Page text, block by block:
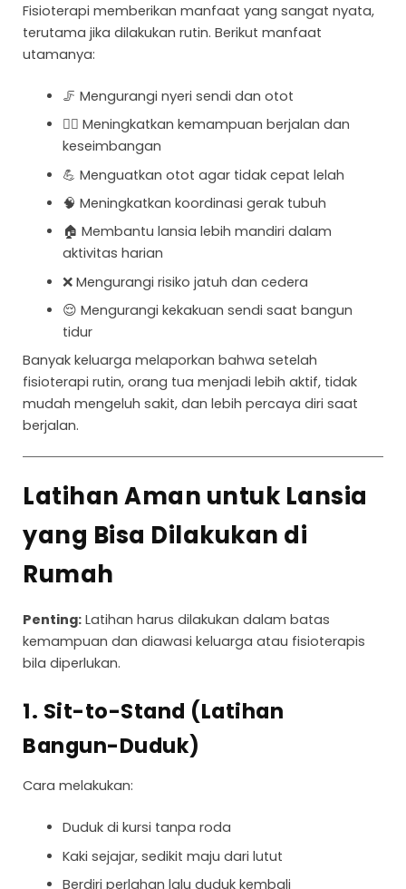
Fisioterapi memberikan manfaat yang sangat nyata,
terutama jika dilakukan rutin. Berikut manfaat
utamanya:
🦵 Mengurangi nyeri sendi dan otot
🚶‍♂️ Meningkatkan kemampuan berjalan dan
keseimbangan
💪 Menguatkan otot agar tidak cepat lelah
🧠 Meningkatkan koordinasi gerak tubuh
🏠 Membantu lansia lebih mandiri dalam
aktivitas harian
❌ Mengurangi risiko jatuh dan cedera
😌 Mengurangi kekakuan sendi saat bangun
tidur
Banyak keluarga melaporkan bahwa setelah
fisioterapi rutin, orang tua menjadi lebih aktif, tidak
mudah mengeluh sakit, dan lebih percaya diri saat
berjalan.
Latihan Aman untuk Lansia
yang Bisa Dilakukan di
Rumah
Penting: Latihan harus dilakukan dalam batas
kemampuan dan diawasi keluarga atau fisioterapis
bila diperlukan.
1. Sit-to-Stand (Latihan
Bangun-Duduk)
Cara melakukan:
Duduk di kursi tanpa roda
Kaki sejajar, sedikit maju dari lutut
Berdiri perlahan lalu duduk kembali